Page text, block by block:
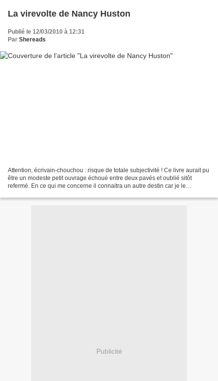
La virevolte de Nancy Huston
Publié le 12/03/2010 à 12:31
Par Shereads
Attention, écrivain-chouchou : risque de totale subjectivité ! Ce livre aurait pu
être un modeste petit ouvrage échoué entre deux pavés et oublié sitôt
refermé. En ce qui me concerne il connaitra un autre destin car je le
Publicité